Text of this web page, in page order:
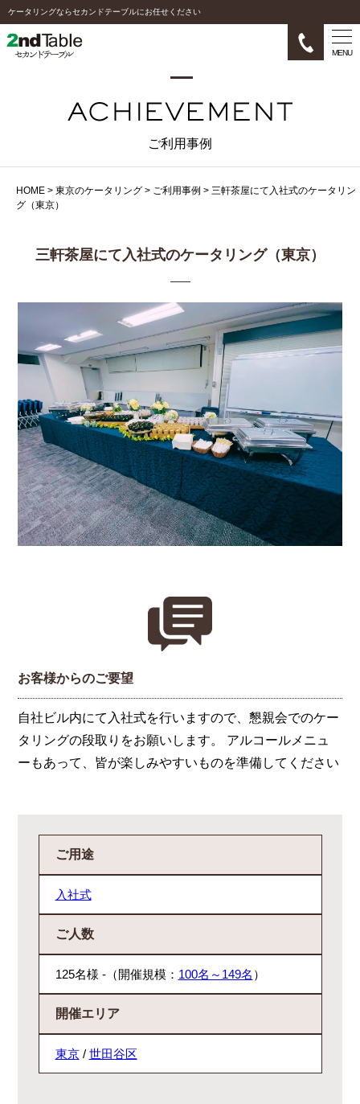
ケータリングならセカンドテーブルにお任せください
MENU
ご利用事例
HOME > 東京のケータリング > ご利用事例 > 三軒茶屋にて入社式のケータリン
グ（東京）
三軒茶屋にて入社式のケータリング（東京）
お客様からのご要望
自社ビル内にて入社式を行いますので、懇親会でのケー
タリングの段取りをお願いします。 アルコールメニュ
ーもあって、皆が楽しみやすいものを準備してください
ご用途
入社式
ご人数
125名様 -（開催規模： 100名～149名 ）
開催エリア
東京/ 世田谷区